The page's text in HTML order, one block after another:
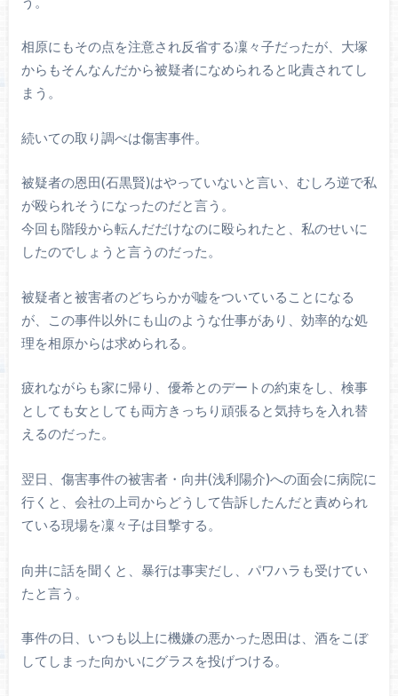
相原にもその点を注意され反省する凜々子だったが、大塚
からもそんなんだから被疑者になめられると叱責されてし
まう。
続いての取り調べは傷害事件。
被疑者の恩田(石黒賢)はやっていないと言い、むしろ逆で私
が殴られそうになったのだと言う。
今回も階段から転んだだけなのに殴られたと、私のせいに
したのでしょうと言うのだった。
被疑者と被害者のどちらかが嘘をついていることになる
が、この事件以外にも山のような仕事があり、効率的な処
理を相原からは求められる。
疲れながらも家に帰り、優希とのデートの約束をし、検事
としても女としても両方きっちり頑張ると気持ちを入れ替
えるのだった。
翌日、傷害事件の被害者・向井(浅利陽介)への面会に病院に
行くと、会社の上司からどうして告訴したんだと責められ
ている現場を凜々子は目撃する。
向井に話を聞くと、暴行は事実だし、パワハラも受けてい
たと言う。
事件の日、いつも以上に機嫌の悪かった恩田は、酒をこぼ
してしまった向かいにグラスを投げつける。